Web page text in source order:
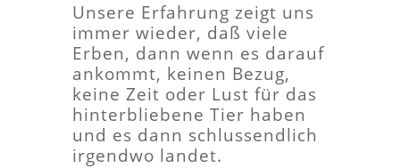
Unsere Erfahrung zeigt uns
immer wieder, daß viele
Erben, dann wenn es darauf
ankommt, keinen Bezug,
keine Zeit oder Lust für das
hinterbliebene Tier haben
und es dann schlussendlich
irgendwo landet.